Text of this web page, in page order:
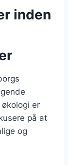
inden
er
på at
og